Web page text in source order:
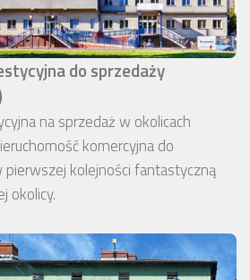
do sprzedaży
na sprzedaż w okolicach
komercyjna do
kolejności fantastyczną
okolicy.